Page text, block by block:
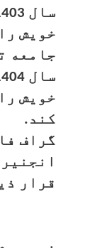
خویش
جامعه
خویش
کند.
گراف
قرار